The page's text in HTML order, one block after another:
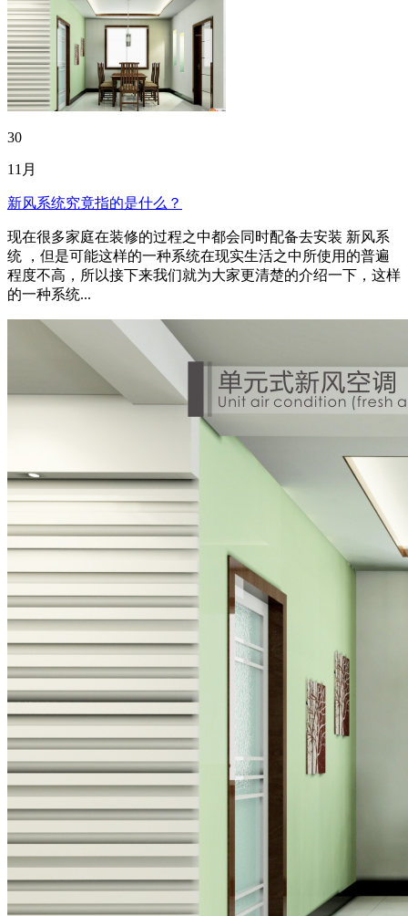
30
11月
新风系统究竟指的是什么？
现在很多家庭在装修的过程之中都会同时配备去安装 新风系
统 ，但是可能这样的一种系统在现实生活之中所使用的普遍
程度不高，所以接下来我们就为大家更清楚的介绍一下，这样
的一种系统...